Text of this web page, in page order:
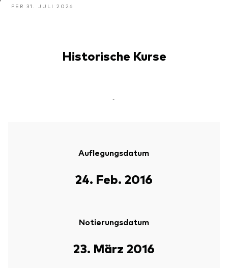
PER 31. JULI 2026
Historische Kurse
-
Auflegungsdatum
24. Feb. 2016
Notierungsdatum
23. März 2016